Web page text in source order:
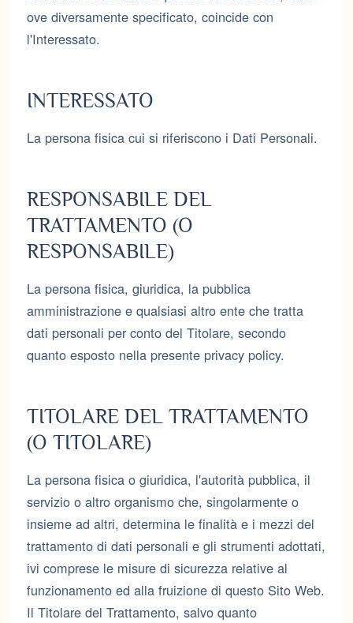
ove diversamente specificato, coincide con
l'Interessato.
INTERESSATO
La persona fisica cui si riferiscono i Dati Personali.
RESPONSABILE DEL
TRATTAMENTO (O
RESPONSABILE)
La persona fisica, giuridica, la pubblica
amministrazione e qualsiasi altro ente che tratta
dati personali per conto del Titolare, secondo
quanto esposto nella presente privacy policy.
TITOLARE DEL TRATTAMENTO
(O TITOLARE)
La persona fisica o giuridica, l'autorità pubblica, il
servizio o altro organismo che, singolarmente o
insieme ad altri, determina le finalità e i mezzi del
trattamento di dati personali e gli strumenti adottati,
ivi comprese le misure di sicurezza relative al
funzionamento ed alla fruizione di questo Sito Web.
Il Titolare del Trattamento, salvo quanto